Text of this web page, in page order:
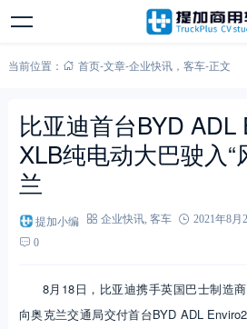
当前位置： 首页-文章-企业快讯， 客车-正文
比亚迪首台BYD ADL
XLB纯电动大巴驶入“
兰
提加小编 企业快讯, 客车 2021年8月
0
8月18日，比亚迪携手英国巴士制造商
向奥克兰交通局交付首台BYD ADL